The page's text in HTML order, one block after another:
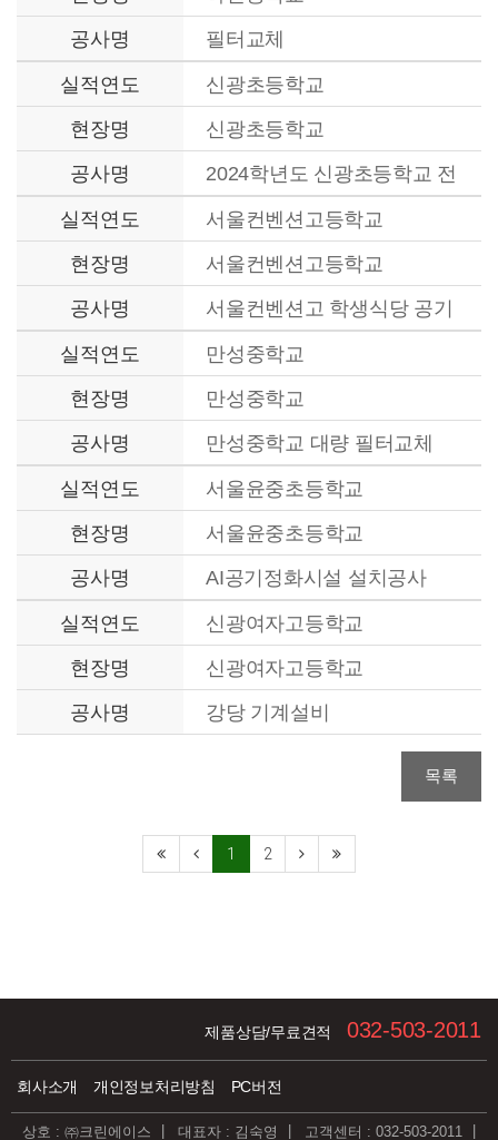
공사명
필터교체
실적연도
신광초등학교
현장명
신광초등학교
공사명
2024학년도 신광초등학교 전
체 냉난방기 교체(복합공조
기)
실적연도
서울컨벤션고등학교
현장명
서울컨벤션고등학교
공사명
서울컨벤션고 학생식당 공기
정화 시설개선공사
실적연도
만성중학교
현장명
만성중학교
공사명
만성중학교 대량 필터교체
실적연도
서울윤중초등학교
현장명
서울윤중초등학교
공사명
AI공기정화시설 설치공사
실적연도
신광여자고등학교
현장명
신광여자고등학교
공사명
강당 기계설비
목록
1 2
제품상담/무료견적 032-503-2011
회사소개 개인정보처리방침 PC버전
상호 : ㈜크린에이스 대표자 : 김숙영 고객센터 : 032-503-2011